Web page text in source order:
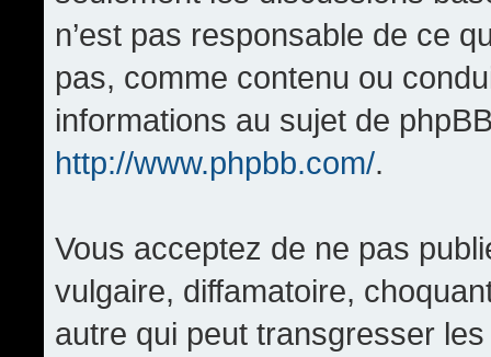
n’est pas responsable de ce
pas, comme contenu ou
informations au sujet de
http://www.phpbb.com/.
Vous acceptez de ne pas
vulgaire, diffamatoire,
autre qui peut transgresser